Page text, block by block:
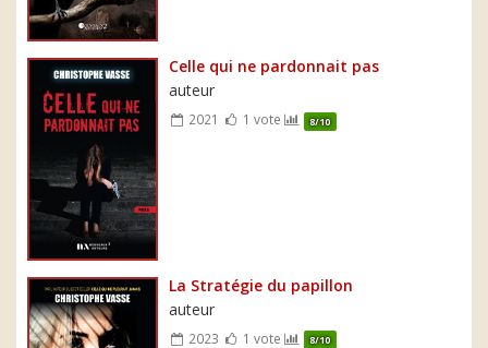
Celle qui ne pardonnait pas
auteur
2021 1 vote 8/10
La Stratégie du papillon
auteur
2023 1 vote 8/10